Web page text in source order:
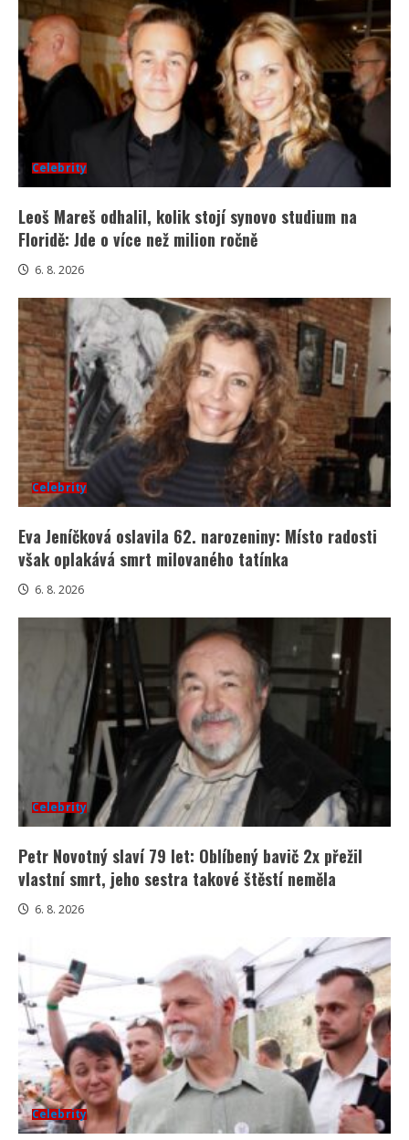
Celebrity
Leoš Mareš odhalil, kolik stojí synovo studium na
Floridě: Jde o více než milion ročně
6. 8. 2026
Celebrity
Eva Jeníčková oslavila 62. narozeniny: Místo radosti
však oplakává smrt milovaného tatínka
6. 8. 2026
Celebrity
Petr Novotný slaví 79 let: Oblíbený bavič 2x přežil
vlastní smrt, jeho sestra takové štěstí neměla
6. 8. 2026
Celebrity